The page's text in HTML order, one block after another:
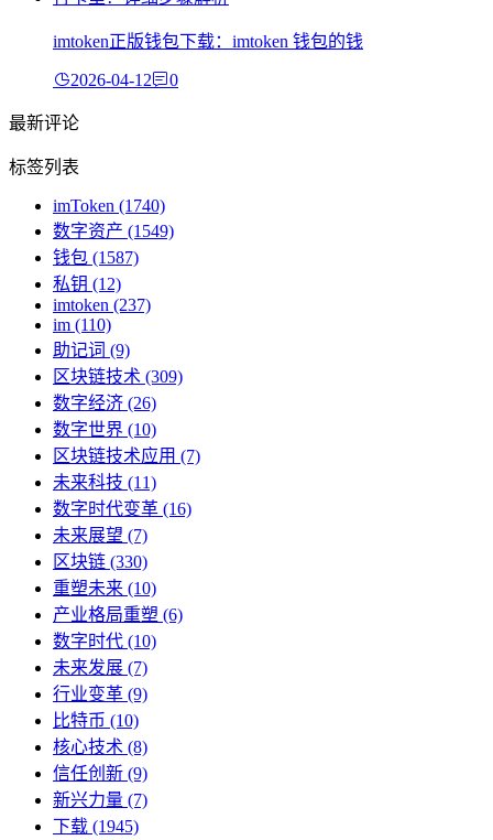
imtoken正版钱包下载：imtoken 钱包的钱
2026-04-12 0
最新评论
标签列表
imToken (1740)
数字资产 (1549)
钱包 (1587)
私钥 (12)
imtoken (237)
im (110)
助记词 (9)
区块链技术 (309)
数字经济 (26)
数字世界 (10)
区块链技术应用 (7)
未来科技 (11)
数字时代变革 (16)
未来展望 (7)
区块链 (330)
重塑未来 (10)
产业格局重塑 (6)
数字时代 (10)
未来发展 (7)
行业变革 (9)
比特币 (10)
核心技术 (8)
信任创新 (9)
新兴力量 (7)
下载 (1945)